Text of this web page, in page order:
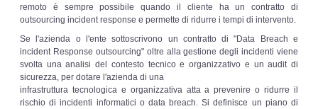
remoto è sempre possibile quando il cliente ha un contratto di
outsourcing incident response e permette di ridurre i tempi di intervento.
Se l'azienda o l'ente sottoscrivono un contratto di "Data Breach e
incident Response outsourcing" oltre alla gestione degli incidenti viene
svolta una analisi del contesto tecnico e organizzativo e un audit di
sicurezza, per dotare l'azienda di una
infrastruttura tecnologica e organizzativa atta a prevenire o ridurre il
rischio di incidenti informatici o data breach. Si definisce un piano di